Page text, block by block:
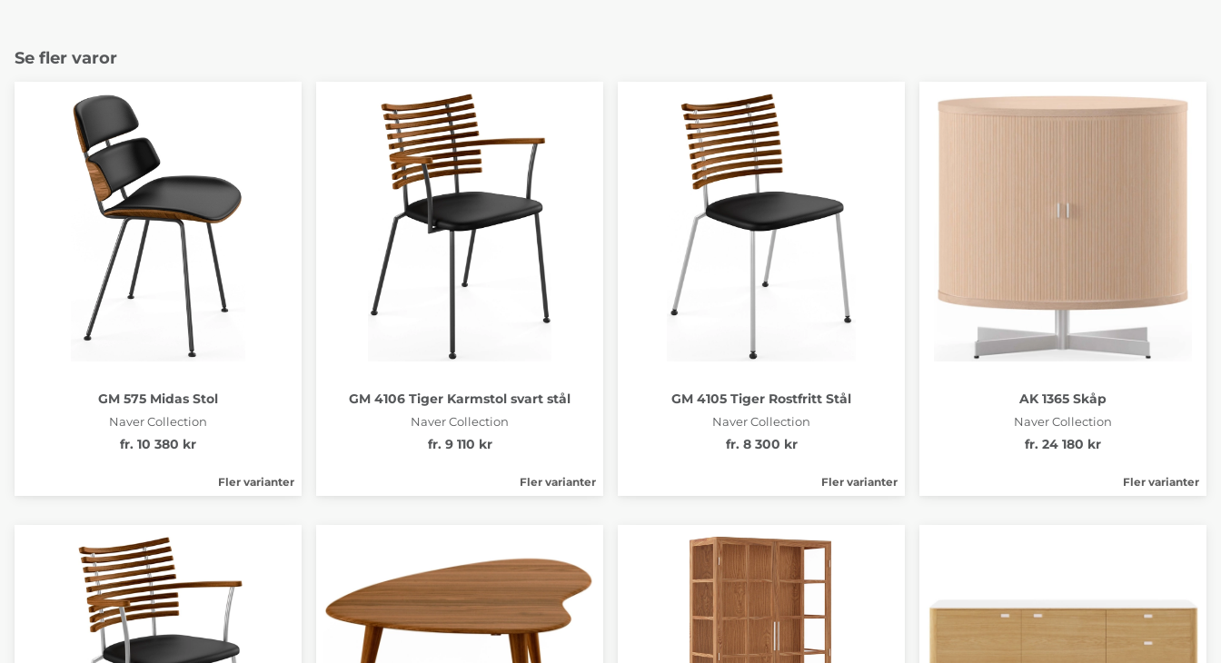
Se fler varor
GM 575 Midas Stol
Naver Collection
fr. 10 380 kr
Fler varianter
GM 4106 Tiger Karmstol svart stål
Naver Collection
fr. 9 110 kr
Fler varianter
GM 4105 Tiger Rostfritt Stål
Naver Collection
fr. 8 300 kr
Fler varianter
AK 1365 Skåp
Naver Collection
fr. 24 180 kr
Fler varianter